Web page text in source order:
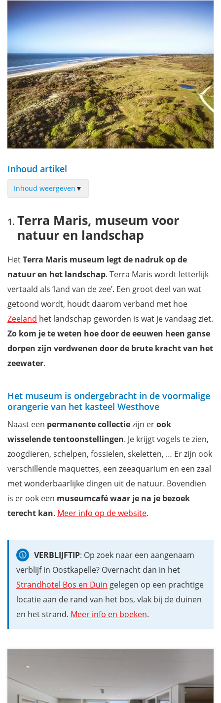
Inhoud artikel
Inhoud weergeven ▼
Kasteel Westhove
Natuurgebied de Manteling
Waar overnachten in Zeeland?
Download je gratis reisgids Zeeland en mis niets!
Terra Maris, museum voor
natuur en landschap
HetTerra Maris museum legt de nadruk op de
natuur en het landschap. Terra Maris wordt letterlijk
vertaald als ‘land van de zee’. Een groot deel van wat
getoond wordt, houdt daarom verband met hoe
Zeeland het landschap geworden is wat je vandaag ziet.
Zo kom je te weten hoe door de eeuwen heen ganse
dorpen zijn verdwenen door de brute kracht van het
zeewater.
Het museum is ondergebracht in de voormalige
orangerie van het kasteel Westhove
Naast een permanente collectiezijn erook
wisselende tentoonstellingen. Je krijgt vogels te zien,
zoogdieren, schelpen, fossielen, skeletten, … Er zijn ook
verschillende maquettes, een zeeaquarium en een zaal
met wonderbaarlijke dingen uit de natuur. Bovendien
is er ook een museumcafé waar je na je bezoek
terecht kan. Meer info op de website.
VERBLIJFTIP: Op zoek naar een aangenaam
verblijf in Oostkapelle? Overnacht dan in het
Strandhotel Bos en Duin gelegen op een prachtige
locatie aan de rand van het bos, vlak bij de duinen
en het strand. Meer info en boeken.